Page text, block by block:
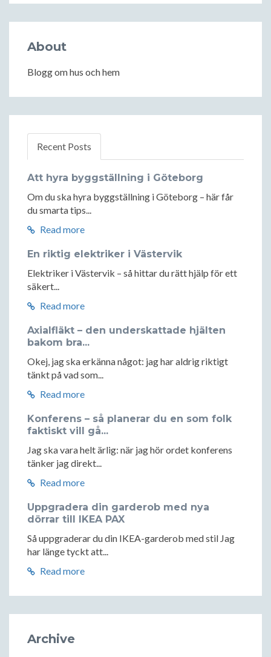
About
Blogg om hus och hem
Recent Posts
Att hyra byggställning i Göteborg
Om du ska hyra byggställning i Göteborg – här får
du smarta tips...
Read more
En riktig elektriker i Västervik
Elektriker i Västervik – så hittar du rätt hjälp för ett
säkert...
Read more
Axialfläkt – den underskattade hjälten
bakom bra...
Okej, jag ska erkänna något: jag har aldrig riktigt
tänkt på vad som...
Read more
Konferens – så planerar du en som folk
faktiskt vill gå...
Jag ska vara helt ärlig: när jag hör ordet konferens
tänker jag direkt...
Read more
Uppgradera din garderob med nya
dörrar till IKEA PAX
Så uppgraderar du din IKEA-garderob med stil Jag
har länge tyckt att...
Read more
Archive